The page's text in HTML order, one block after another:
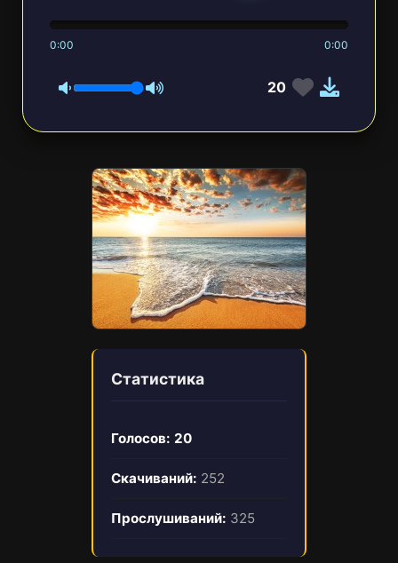
0:00 0:00
20
Статистика
Голосов: 20
Скачиваний: 252
Прослушиваний: 325